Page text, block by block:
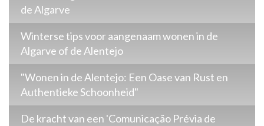
de Algarve
Winterse tips voor aangenaam wonen in de
Algarve of de Alentejo
"Wonen in de Alentejo: Een Oase van Rust en
Authentieke Schoonheid"
De kracht van een 'Comunicação Prévia de